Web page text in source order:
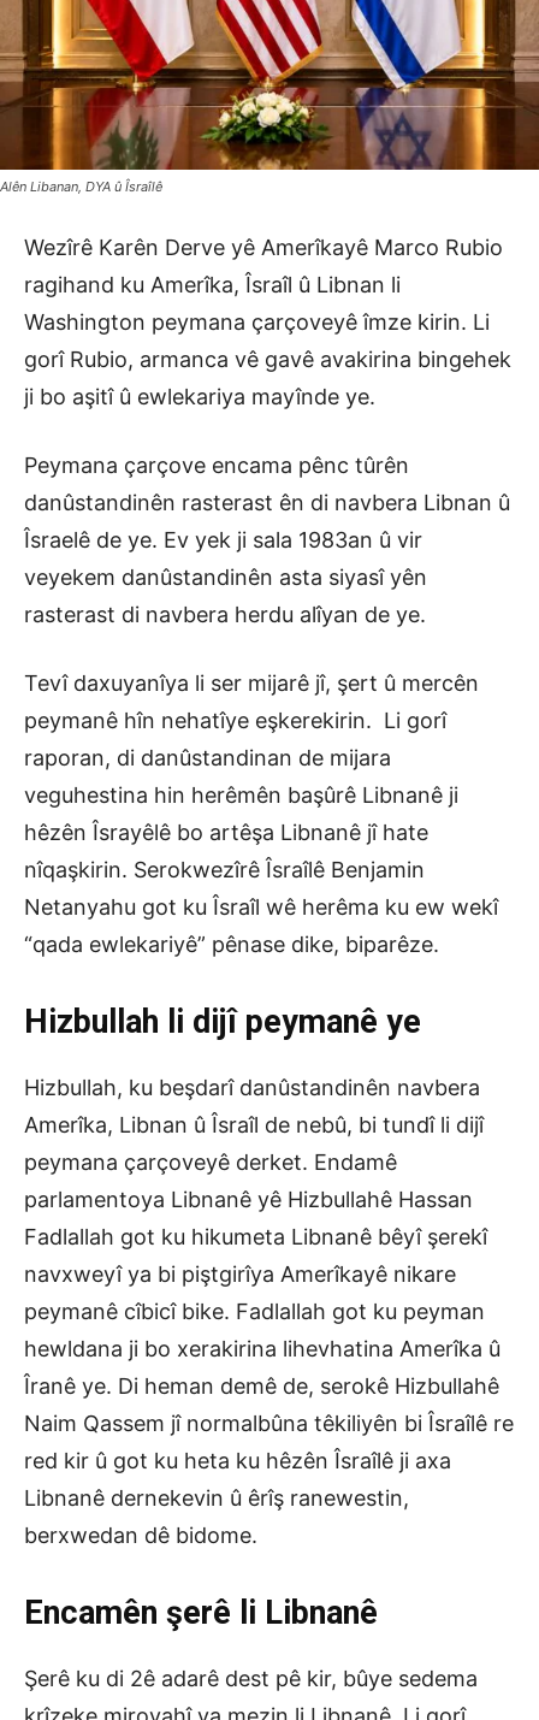
Alên Libanan, DYA û Îsraîlê
Wezîrê Karên Derve yê Amerîkayê Marco Rubio
ragihand ku Amerîka, Îsraîl û Libnan li
Washington peymana çarçoveyê îmze kirin. Li
gorî Rubio, armanca vê gavê avakirina bingehek
ji bo aşitî û ewlekariya mayînde ye.
Peymana çarçove encama pênc tûrên
danûstandinên rasterast ên di navbera Libnan û
Îsraelê de ye. Ev yek ji sala 1983an û vir
veyekem danûstandinên asta siyasî yên
rasterast di navbera herdu alîyan de ye.
Tevî daxuyanîya li ser mijarê jî, şert û mercên
peymanê hîn nehatîye eşkerekirin. Li gorî
raporan, di danûstandinan de mijara
veguhestina hin herêmên başûrê Libnanê ji
hêzên Îsrayêlê bo artêşa Libnanê jî hate
nîqaşkirin. Serokwezîrê Îsraîlê Benjamin
Netanyahu got ku Îsraîl wê herêma ku ew wekî
“qada ewlekariyê” pênase dike, biparêze.
Hizbullah li dijî peymanê ye
Hizbullah, ku beşdarî danûstandinên navbera
Amerîka, Libnan û Îsraîl de nebû, bi tundî li dijî
peymana çarçoveyê derket. Endamê
parlamentoya Libnanê yê Hizbullahê Hassan
Fadlallah got ku hikumeta Libnanê bêyî şerekî
navxweyî ya bi piştgirîya Amerîkayê nikare
peymanê cîbicî bike. Fadlallah got ku peyman
hewldana ji bo xerakirina lihevhatina Amerîka û
Îranê ye. Di heman demê de, serokê Hizbullahê
Naim Qassem jî normalbûna têkiliyên bi Îsraîlê re
red kir û got ku heta ku hêzên Îsraîlê ji axa
Libnanê dernekevin û êrîş ranewestin,
berxwedan dê bidome.
Encamên şerê li Libnanê
Şerê ku di 2ê adarê dest pê kir, bûye sedema